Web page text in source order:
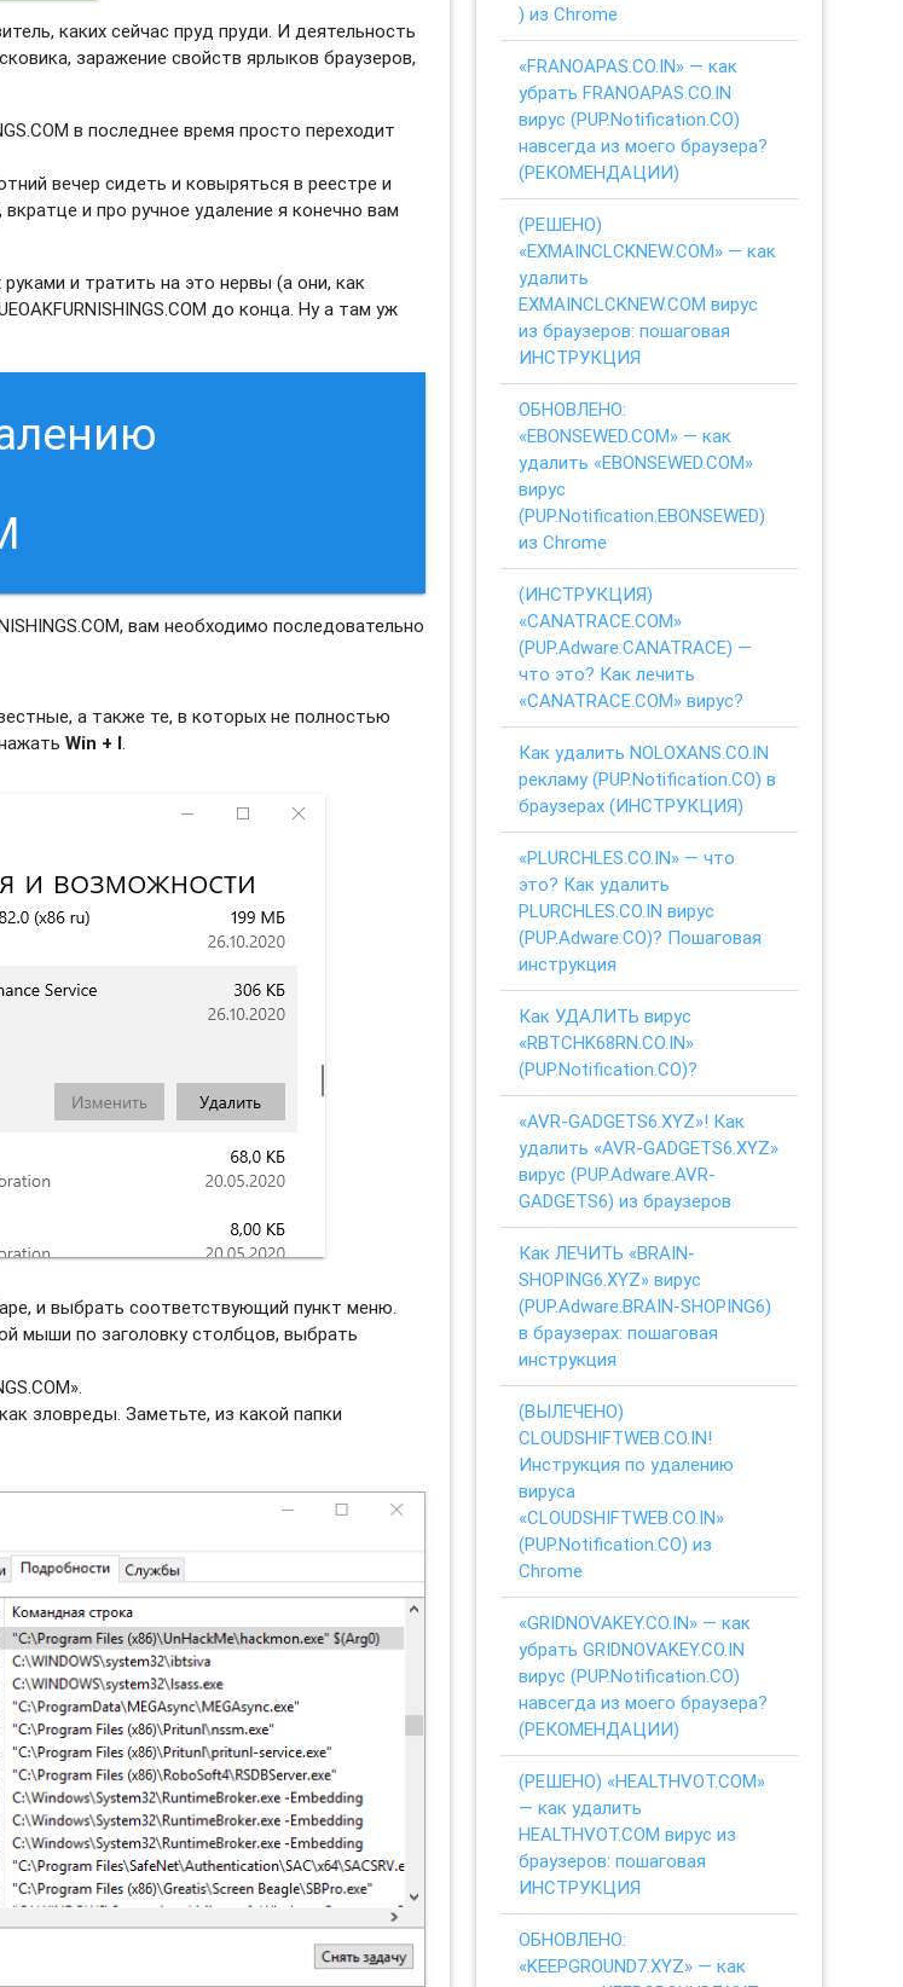
каких сейчас пруд пруди. И деятельность
заражение свойств ярлыков браузеров,
в последнее время просто переходит
вечер сидеть и ковыряться в реестре и
и про ручное удаление я конечно вам
и тратить на это нервы (а они, как
до конца. Ну а там уж
вам необходимо последовательно
а также те, в которых не полностью
Win + I.
и выбрать соотвeтствующий пункт меню.
мыши по заголовку столбцов, выбрать
зловреды. Заметьте, из какой папки
) из Chrome
«FRANOAPAS.CO.IN» — как
убрать FRANOAPAS.CO.IN
вирус (PUP.Notification.CO)
навсегда из моего браузера?
(РЕКОМЕНДАЦИИ)
(РЕШЕНО)
«EXMAINCLCKNEW.COM» — как
удалить
EXMAINCLCKNEW.COM вирус
из браузеров: пошаговая
ИНСТРУКЦИЯ
ОБНОВЛЕНО:
«EBONSEWED.COM» — как
удалить «EBONSEWED.COM»
вирус
(PUP.Notification.EBONSEWED)
из Chrome
(ИНСТРУКЦИЯ)
«CANATRACE.COM»
(PUP.Adware.CANATRACE) —
что это? Как лечить
«CANATRACE.COM» вирус?
Как удалить NOLOXANS.CO.IN
рекламу (PUP.Notification.CO) в
браузерах (ИНСТРУКЦИЯ)
«PLURCHLES.CO.IN» — что
это? Как удалить
PLURCHLES.CO.IN вирус
(PUP.Adware.CO)? Пошаговая
инструкция
Как УДАЛИТЬ вирус
«RBTCHK68RN.CO.IN»
(PUP.Notification.CO)?
«AVR-GADGETS6.XYZ»! Как
удалить «AVR-GADGETS6.XYZ»
вирус (PUP.Adware.AVR-
GADGETS6) из браузеров
Как ЛЕЧИТЬ «BRAIN-
SHOPING6.XYZ» вирус
(PUP.Adware.BRAIN-SHOPING6)
в браузерах: пошаговая
инструкция
(ВЫЛЕЧЕНО)
CLOUDSHIFTWEB.CO.IN!
Инструкция по удалению
вируса
«CLOUDSHIFTWEB.CO.IN»
(PUP.Notification.CO) из
Chrome
«GRIDNOVAKEY.CO.IN» — как
убрать GRIDNOVAKEY.CO.IN
вирус (PUP.Notification.CO)
навсегда из моего браузера?
(РЕКОМЕНДАЦИИ)
(РЕШЕНО) «HEALTHVOT.COM»
— как удалить
HEALTHVOT.COM вирус из
браузеров: пошаговая
ИНСТРУКЦИЯ
ОБНОВЛЕНО:
«KEEPGROUND7.XYZ» — как